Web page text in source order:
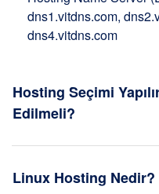
dns1.vitdns.com,
dns4.vitdns.com
Hosting Seçimi
Edilmeli?
Linux Hosting Nedir?